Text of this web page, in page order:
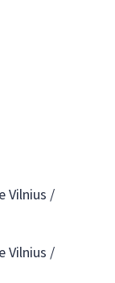
Vilnius /
Vilnius /